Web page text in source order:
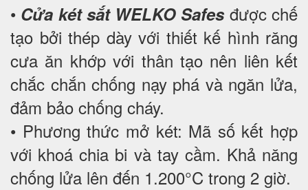
• Cửa két sắt WELKO Safesđược chế
tạo bởi thép dày với thiết kế hình răng
cưa ăn khớp với thân tạo nên liên kết
chắc chắn chống nạy phá và ngăn lửa,
đảm bảo chống cháy.
• Phương thức mở két: Mã số kết hợp
với khoá chia bi và tay cầm. Khả năng
chống lửa lên đến 1.200°C trong 2 giờ.